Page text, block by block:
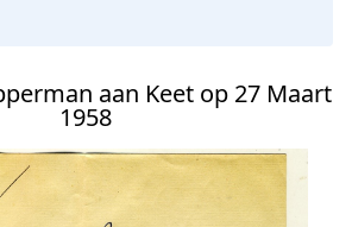
aan Keet op 27 Maart
1958